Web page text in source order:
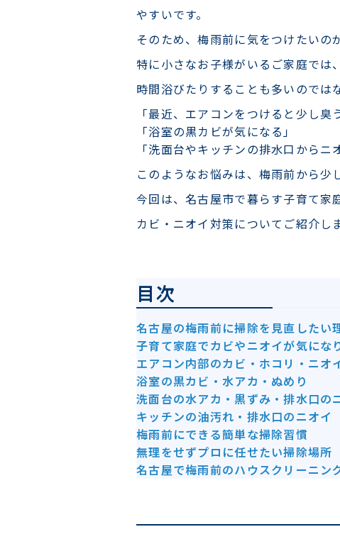
やすいです。
そのため、梅雨前に気をつけたいの
特に小さなお子様がいるご家庭で
時間浴びたりすることも多いのでは
「最近、エアコンをつけると少し臭
「浴室の黒カビが気になる」
「洗面台やキッチンの排水口からニ
このようなお悩みは、梅雨前から少
今回は、名古屋市で暮らす子育て家
カビ・ニオイ対策についてご紹介しま
目次
名古屋の梅雨前に掃除を見直したい
子育て家庭でカビやニオイが気にな
エアコン内部のカビ・ホコリ・ニオ
浴室の黒カビ・水アカ・ぬめり
洗面台の水アカ・黒ずみ・排水口の
キッチンの油汚れ・排水口のニオイ
梅雨前にできる簡単な掃除習慣
無理をせずプロに任せたい掃除場所
名古屋で梅雨前のハウスクリーニン